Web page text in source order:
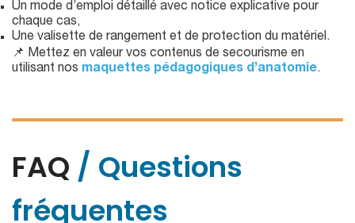
Un mode d’emploi détaillé avec notice explicative pour
chaque cas,
Une valisette de rangement et de protection du matériel.
📌 Mettez en valeur vos contenus de secourisme en
utilisant nos maquettes pédagogiques d’anatomie.
FAQ / Questions
fréquentes